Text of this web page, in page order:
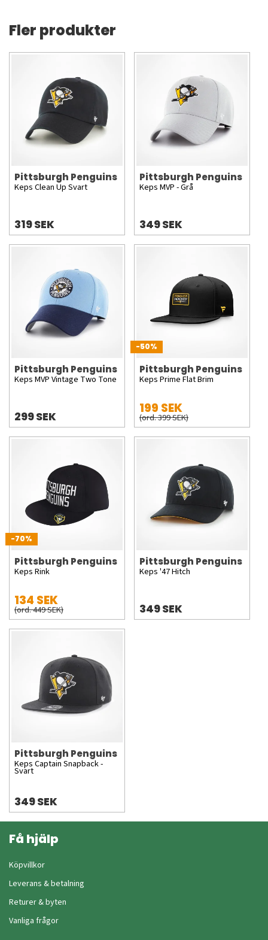
Fler produkter
Pittsburgh Penguins
Keps Clean Up Svart
319 SEK
Pittsburgh Penguins
Keps MVP - Grå
349 SEK
Pittsburgh Penguins
Keps MVP Vintage Two Tone
299 SEK
-50%
Pittsburgh Penguins
Keps Prime Flat Brim
199 SEK
(ord. 399 SEK)
-70%
Pittsburgh Penguins
Keps Rink
134 SEK
(ord. 449 SEK)
Pittsburgh Penguins
Keps '47 Hitch
349 SEK
Pittsburgh Penguins
Keps Captain Snapback -
Svart
349 SEK
Få hjälp
Köpvillkor
Leverans & betalning
Returer & byten
Vanliga frågor